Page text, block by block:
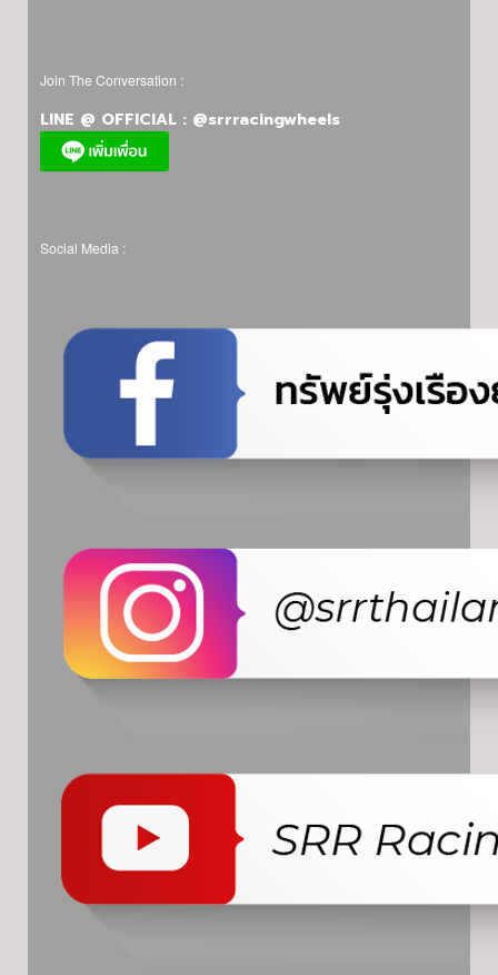
Join The Conversation :
LINE @ OFFICIAL : @srrracingwheels
Social Media :